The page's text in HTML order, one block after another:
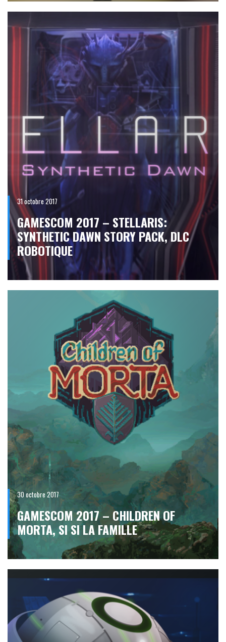
31 octobre 2017
GAMESCOM 2017 – STELLARIS:
SYNTHETIC DAWN STORY PACK, DLC
ROBOTIQUE
30 octobre 2017
GAMESCOM 2017 – CHILDREN OF
MORTA, SI SI LA FAMILLE